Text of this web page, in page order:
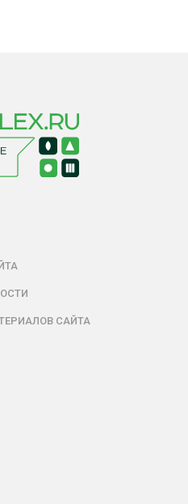
САЙТА